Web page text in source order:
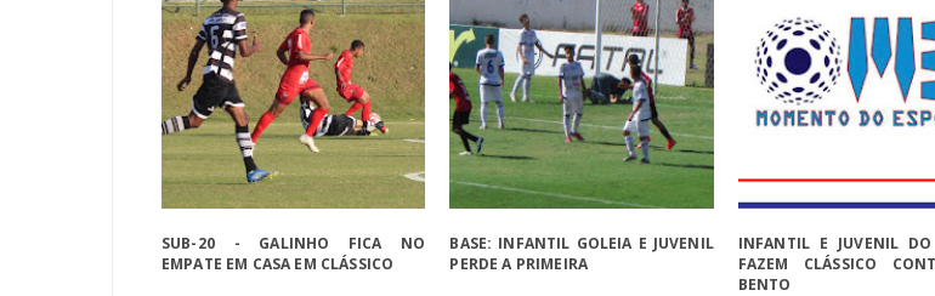
SUB-20 - GALINHO FICA NO
EMPATE EM CASA EM CLÁSSICO
BASE: INFANTIL GOLEIA E JUVENIL
PERDE A PRIMEIRA
INFANTIL E JUVENIL
FAZEM CLÁSSICO
BENTO